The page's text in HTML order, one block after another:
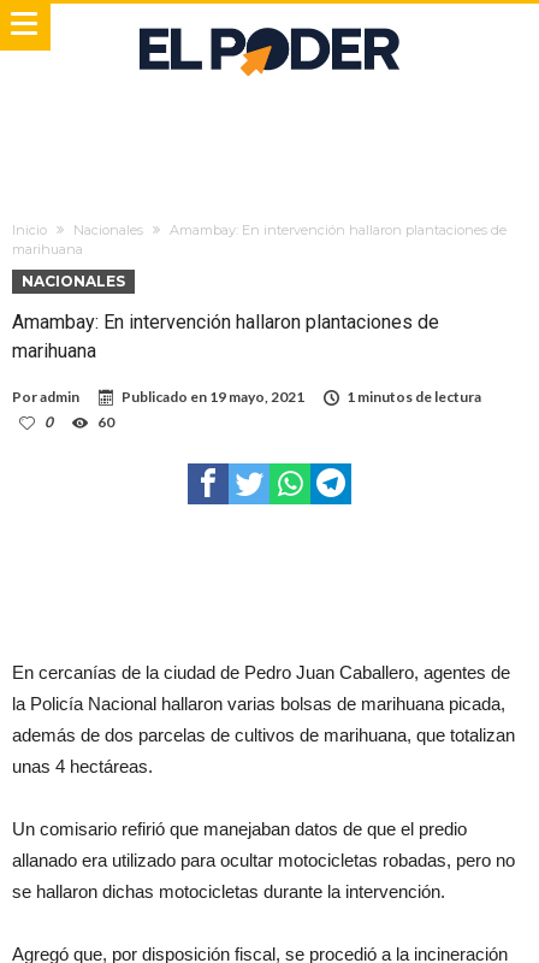
Inicio Nacionales
Amambay: En intervención hallaron plantaciones de
marihuana
NACIONALES
Amambay: En intervención hallaron plantaciones de
marihuana
Poradmin Publicado en 19 mayo, 2021
1 minutos de lectura
0
60
En cercanías de la ciudad de Pedro Juan Caballero, agentes de
la Policía Nacional hallaron varias bolsas de marihuana picada,
además de dos parcelas de cultivos de marihuana, que totalizan
unas 4 hectáreas.
Un comisario refirió que manejaban datos de que el predio
allanado era utilizado para ocultar motocicletas robadas, pero no
se hallaron dichas motocicletas durante la intervención.
Agregó que, por disposición fiscal, se procedió a la incineración